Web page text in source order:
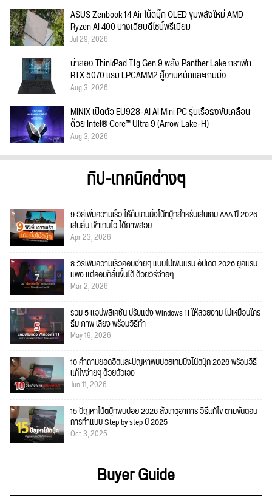
ASUS Zenbook 14 Air โน้ตบุ๊ก OLED ขุมพลังใหม่ AMD
Ryzen AI 400 บางเฉียบดีไซน์พรีเมียม
Jul 29, 2026
น่าลอง ThinkPad T1g Gen 9 พลัง Panther Lake กราฟิก
RTX 5070 แรม LPCAMM2 สู้งานหนักและเกมมิ่ง
Aug 3, 2026
MINIX เปิดตัว EU928-AI AI Mini PC รุ่นเรือธงขับเคลื่อน
ด้วย Intel® Core™ Ultra 9 (Arrow Lake-H)
Aug 3, 2026
ทิป-เทคนิคต่างๆ
9 วิธีเพิ่มความเร็ว ให้กับเกมมิ่งโน้ตบุ๊กสำหรับเล่นเกม AAA ปี 2026
เล่นลื่น เข้าเกมไว ได้ภาพสวย
Apr 23, 2026
8 วิธีเพิ่มความเร็วคอมง่ายๆ แบบไม่เพิ่มแรม อัปเดต 2026 ยุคแรม
แพง แต่คอมก็ลื่นขึ้นได้ ด้วยวิธีง่ายๆ
Mar 2, 2026
รวม 5 แอปพลิเคชัน ปรับแต่ง Windows 11 ให้สวยงาม ไม่เหมือนใคร
ธีม ภาพ เสียง พร้อมวิธีทำ
May 19, 2026
10 คำถามยอดฮิตและปัญหาพบบ่อยเกมมิ่งโน้ตบุ๊ก 2026 พร้อมวิธี
แก้ไขง่ายๆ ด้วยตัวเอง
Jun 11, 2026
15 ปัญหาโน้ตบุ๊กพบบ่อย 2026 สังเกตุอาการ วิธีแก้ไข ตามขั้นตอน
การทำแบบ Step by step ปี 2025
Oct 3, 2025
Buyer Guide